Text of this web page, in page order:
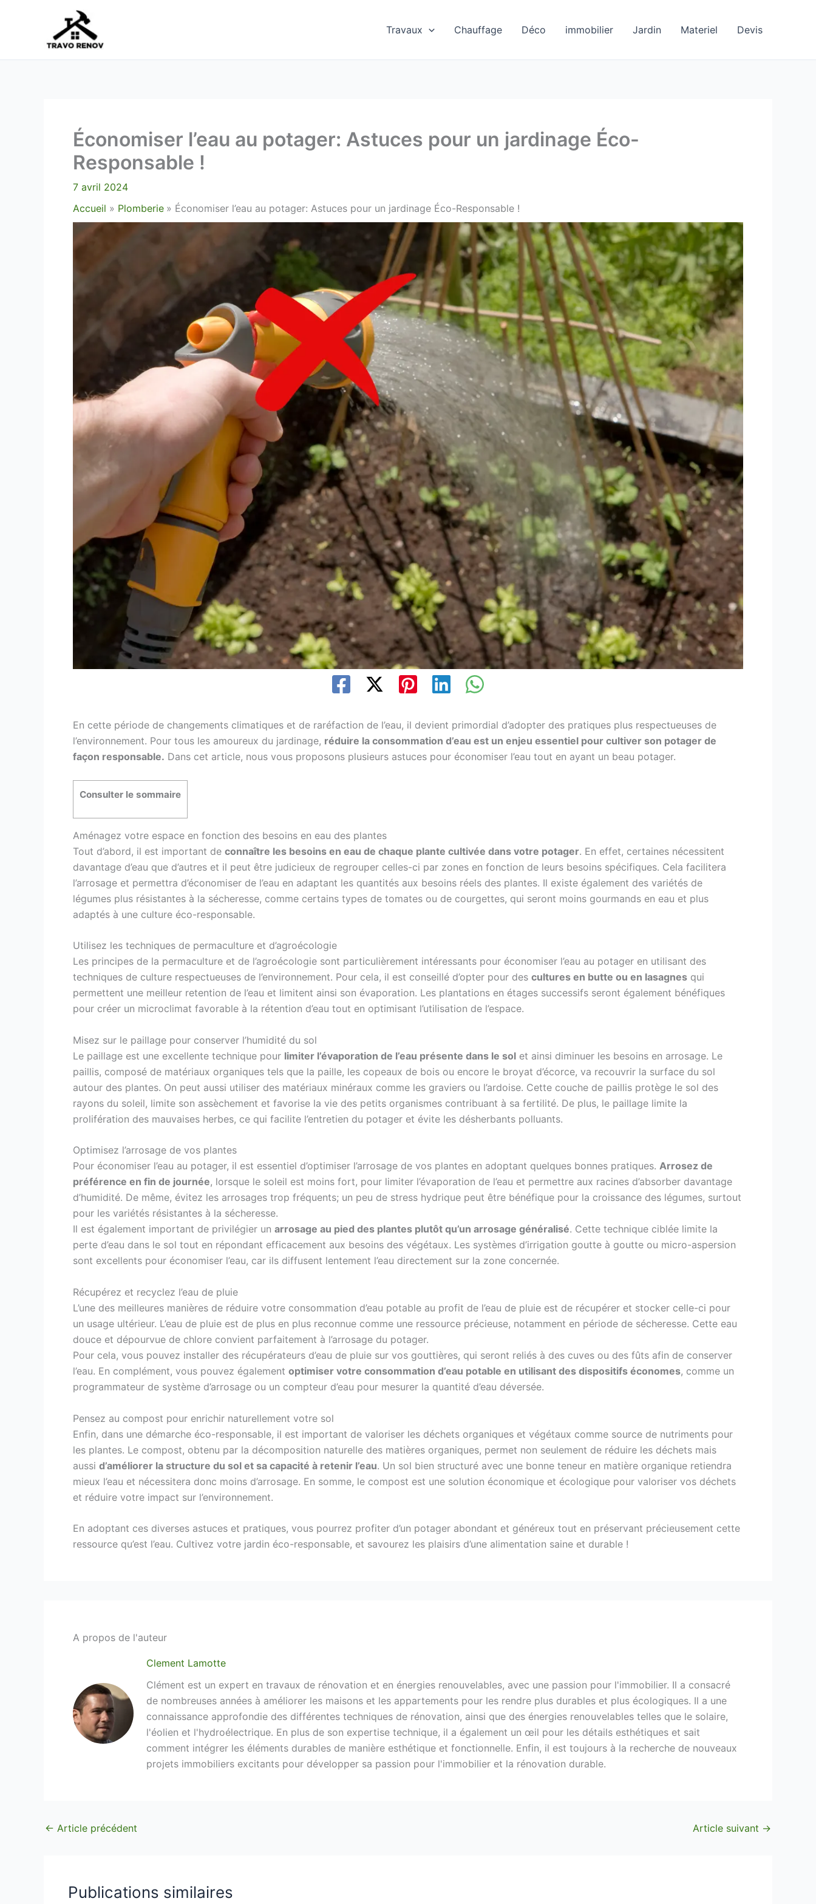
Travaux Chauffage Déco immobilier Jardin Materiel Devis
Économiser l’eau au potager: Astuces pour un jardinage Éco-
Responsable !
7 avril 2024
Accueil
Plomberie Économiser l’eau au potager: Astuces pour un jardinage Éco-Responsable !
En cette période de changements climatiques et de raréfaction de l’eau, il devient primordial d’adopter des pratiques plus respectueuses de
l’environnement. Pour tous les amoureux du jardinage, réduire la consommation d’eau est un enjeu essentiel pour cultiver son potager de
façon responsable. Dans cet article, nous vous proposons plusieurs astuces pour économiser l’eau tout en ayant un beau potager.
Consulter le sommaire
Aménagez votre espace en fonction des besoins en eau des plantes
Tout d’abord, il est important de connaître les besoins en eau de chaque plante cultivée dans votre potager. En effet, certaines nécessitent
davantage d’eau que d’autres et il peut être judicieux de regrouper celles-ci par zones en fonction de leurs besoins spécifiques. Cela facilitera
l’arrosage et permettra d’économiser de l’eau en adaptant les quantités aux besoins réels des plantes. Il existe également des variétés de
légumes plus résistantes à la sécheresse, comme certains types de tomates ou de courgettes, qui seront moins gourmands en eau et plus
adaptés à une culture éco-responsable.
Utilisez les techniques de permaculture et d’agroécologie
Les principes de la permaculture et de l’agroécologie sont particulièrement intéressants pour économiser l’eau au potager en utilisant des
techniques de culture respectueuses de l’environnement. Pour cela, il est conseillé d’opter pour des cultures en butte ou en lasagnes qui
permettent une meilleur retention de l’eau et limitent ainsi son évaporation. Les plantations en étages successifs seront également bénéfiques
pour créer un microclimat favorable à la rétention d’eau tout en optimisant l’utilisation de l’espace.
Misez sur le paillage pour conserver l’humidité du sol
Le paillage est une excellente technique pour limiter l’évaporation de l’eau présente dans le sol et ainsi diminuer les besoins en arrosage. Le
paillis, composé de matériaux organiques tels que la paille, les copeaux de bois ou encore le broyat d’écorce, va recouvrir la surface du sol
autour des plantes. On peut aussi utiliser des matériaux minéraux comme les graviers ou l’ardoise. Cette couche de paillis protège le sol des
rayons du soleil, limite son assèchement et favorise la vie des petits organismes contribuant à sa fertilité. De plus, le paillage limite la
prolifération des mauvaises herbes, ce qui facilite l’entretien du potager et évite les désherbants polluants.
Optimisez l’arrosage de vos plantes
Pour économiser l’eau au potager, il est essentiel d’optimiser l’arrosage de vos plantes en adoptant quelques bonnes pratiques. Arrosez de
préférence en fin de journée, lorsque le soleil est moins fort, pour limiter l’évaporation de l’eau et permettre aux racines d’absorber davantage
d’humidité. De même, évitez les arrosages trop fréquents; un peu de stress hydrique peut être bénéfique pour la croissance des légumes, surtout
pour les variétés résistantes à la sécheresse.
Il est également important de privilégier un arrosage au pied des plantes plutôt qu’un arrosage généralisé. Cette technique ciblée limite la
perte d’eau dans le sol tout en répondant efficacement aux besoins des végétaux. Les systèmes d’irrigation goutte à goutte ou micro-aspersion
sont excellents pour économiser l’eau, car ils diffusent lentement l’eau directement sur la zone concernée.
Récupérez et recyclez l’eau de pluie
L’une des meilleures manières de réduire votre consommation d’eau potable au profit de l’eau de pluie est de récupérer et stocker celle-ci pour
un usage ultérieur. L’eau de pluie est de plus en plus reconnue comme une ressource précieuse, notamment en période de sécheresse. Cette eau
douce et dépourvue de chlore convient parfaitement à l’arrosage du potager.
Pour cela, vous pouvez installer des récupérateurs d’eau de pluie sur vos gouttières, qui seront reliés à des cuves ou des fûts afin de conserver
l’eau. En complément, vous pouvez également optimiser votre consommation d’eau potable en utilisant des dispositifs économes, comme un
programmateur de système d’arrosage ou un compteur d’eau pour mesurer la quantité d’eau déversée.
Pensez au compost pour enrichir naturellement votre sol
Enfin, dans une démarche éco-responsable, il est important de valoriser les déchets organiques et végétaux comme source de nutriments pour
les plantes. Le compost, obtenu par la décomposition naturelle des matières organiques, permet non seulement de réduire les déchets mais
aussi d’améliorer la structure du sol et sa capacité à retenir l’eau. Un sol bien structuré avec une bonne teneur en matière organique retiendra
mieux l’eau et nécessitera donc moins d’arrosage. En somme, le compost est une solution économique et écologique pour valoriser vos déchets
et réduire votre impact sur l’environnement.
En adoptant ces diverses astuces et pratiques, vous pourrez profiter d’un potager abondant et généreux tout en préservant précieusement cette
ressource qu’est l’eau. Cultivez votre jardin éco-responsable, et savourez les plaisirs d’une alimentation saine et durable !
A propos de l'auteur
Clement Lamotte
Clément est un expert en travaux de rénovation et en énergies renouvelables, avec une passion pour l'immobilier. Il a consacré
de nombreuses années à améliorer les maisons et les appartements pour les rendre plus durables et plus écologiques. Il a une
connaissance approfondie des différentes techniques de rénovation, ainsi que des énergies renouvelables telles que le solaire,
l'éolien et l'hydroélectrique. En plus de son expertise technique, il a également un œil pour les détails esthétiques et sait
comment intégrer les éléments durables de manière esthétique et fonctionnelle. Enfin, il est toujours à la recherche de nouveaux
projets immobiliers excitants pour développer sa passion pour l'immobilier et la rénovation durable.
← Article précédent Article suivant →
Publications similaires